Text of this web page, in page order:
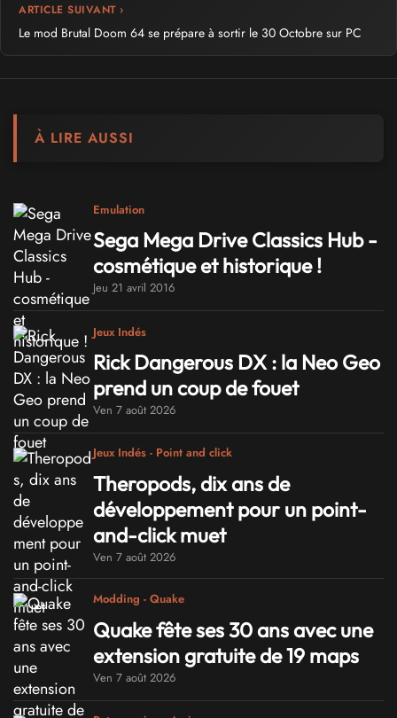
ARTICLE SUIVANT ›
Le mod Brutal Doom 64 se prépare à sortir le 30 Octobre sur PC
À LIRE AUSSI
Emulation
Sega Mega Drive Classics Hub -
cosmétique et historique !
Jeu 21 avril 2016
Jeux Indés
Rick Dangerous DX : la Neo Geo
prend un coup de fouet
Ven 7 août 2026
Jeux Indés - Point and click
Theropods, dix ans de
développement pour un point-
and-click muet
Ven 7 août 2026
Modding - Quake
Quake fête ses 30 ans avec une
extension gratuite de 19 maps
Ven 7 août 2026